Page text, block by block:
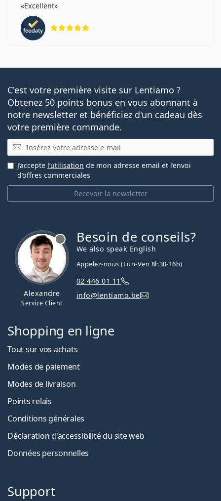
Excellent
C'est votre première visite sur Lentiamo ?
Obtenez 50 points bonus en vous abonnant à
notre newsletter et bénéficiez d'un cadeau dès
votre première commande.
E-mail
Recevoir la newsletter
J’accepte l’utilisation de mon adresse email et l’envoi
d’offres commerciales
Alexandre
Service Client
Besoin de conseils?
We also speak English
Appelez-nous (Lun-Ven 8h30-16h)
02 446 01 11
info@lentiamo.be
Shopping en ligne
Tout sur vos achats
Modes de paiement
Modes de livraison
Points relais
Conditions générales
Déclaration d'accessibilité du site web
Données personnelles
Support